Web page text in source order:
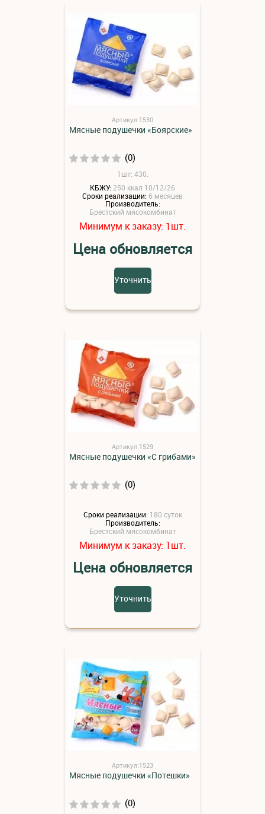
Артикул:1530
Мясные подушечки «Боярские»
(0)
1шт: 430.
КБЖУ: 250 ккал 10/12/26
Сроки реализации: 6 месяцев
Производитель:
Брестский мясокомбинат
Минимум к заказу: 1шт.
Цена обновляется
Уточнить
Артикул:1529
Мясные подушечки «С грибами»
(0)
Сроки реализации: 180 суток
Производитель:
Брестский мясокомбинат
Минимум к заказу: 1шт.
Цена обновляется
Уточнить
Артикул:1523
Мясные подушечки «Потешки»
(0)